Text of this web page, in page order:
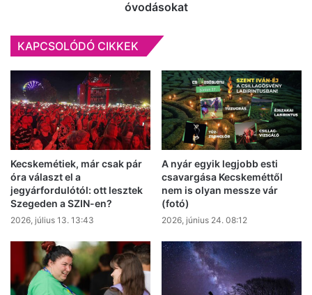
óvodásokat
KAPCSOLÓDÓ CIKKEK
Kecskemétiek, már csak pár
óra választ el a
jegyárfordulótól: ott lesztek
Szegeden a SZIN-en?
2026, július 13. 13:43
A nyár egyik legjobb esti
csavargása Kecskeméttől
nem is olyan messze vár
(fotó)
2026, június 24. 08:12